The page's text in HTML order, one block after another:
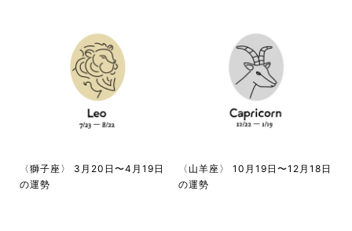
〈獅子座〉 3月20日〜4月19日
の運勢
〈山羊座〉 10月19日〜12月18日
の運勢